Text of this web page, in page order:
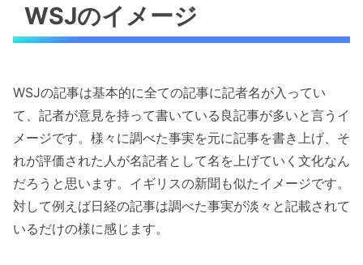
WSJのイメージ
WSJの記事は基本的に全ての記事に記者名が入ってい
て、記者が意見を持って書いている良記事が多いと言うイ
メージです。様々に調べた事実を元に記事を書き上げ、そ
れが評価された人が名記者として名を上げていく文化なん
だろうと思います。イギリスの新聞も似たイメージです。
対して例えば日経の記事は調べた事実が淡々と記載されて
いるだけの様に感じます。